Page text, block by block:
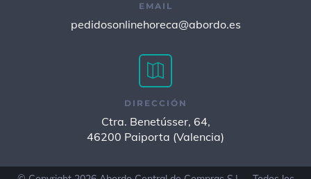
EMAIL
pedidosonlinehoreca@abordo.es
DIRECCIÓN
Ctra. Benetússer, 64,
46200 Paiporta (Valencia)